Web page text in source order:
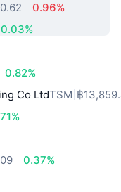
0.96%
0.03%
0.82%
Co LtdTSM ฿
0.37%